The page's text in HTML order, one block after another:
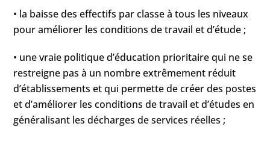
• la baisse des effectifs par classe à tous les niveaux
pour améliorer les conditions de travail et d’étude ;
• une vraie politique d’éducation prioritaire qui ne se
restreigne pas à un nombre extrêmement réduit
d’établissements et qui permette de créer des postes
et d’améliorer les conditions de travail et d’études en
généralisant les décharges de services réelles ;